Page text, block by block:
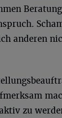
anderen
zu